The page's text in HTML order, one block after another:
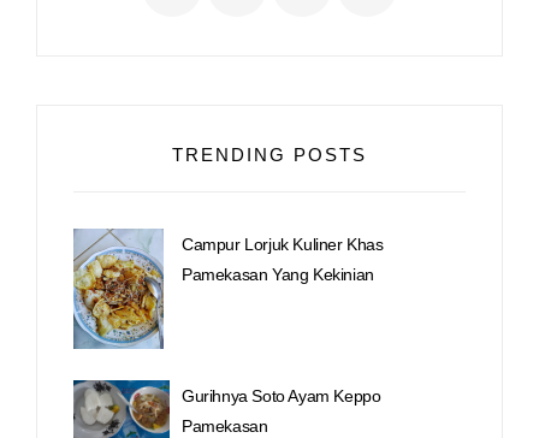
TRENDING POSTS
Campur Lorjuk Kuliner Khas
Pamekasan Yang Kekinian
Gurihnya Soto Ayam Keppo
Pamekasan